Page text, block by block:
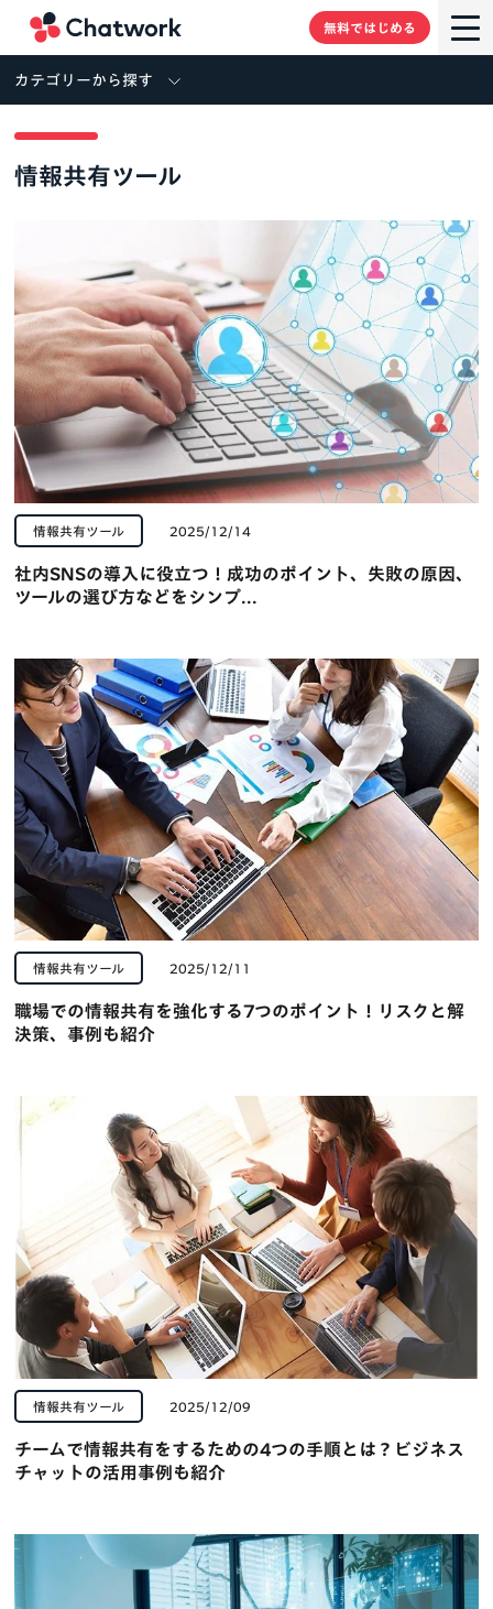
無料ではじめる
カテゴリーから探す
情報共有ツール
情報共有ツール 2025/12/14
社内SNSの導入に役立つ！成功のポイント、失敗の原因、
ツールの選び方などをシンプ...
情報共有ツール 2025/12/11
職場での情報共有を強化する7つのポイント！リスクと解
決策、事例も紹介
情報共有ツール 2025/12/09
チームで情報共有をするための4つの手順とは？ビジネス
チャットの活用事例も紹介